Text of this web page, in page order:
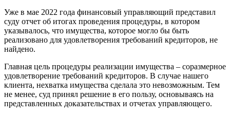
Уже в мае 2022 года финансовый управляющий представил
суду отчет об итогах проведения процедуры, в котором
указывалось, что имущества, которое могло бы быть
реализовано для удовлетворения требований кредиторов, не
найдено.
Главная цель процедуры реализации имущества – соразмерное
удовлетворение требований кредиторов. В случае нашего
клиента, нехватка имущества сделала это невозможным. Тем
не менее, суд принял решение в его пользу, основываясь на
представленных доказательствах и отчетах управляющего.